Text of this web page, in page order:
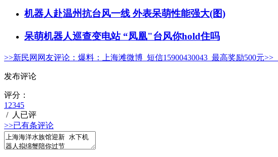
机器人赴温州抗台风一线 外表呆萌性能强大(图)
呆萌机器人巡查变电站 “凤凰"台风你hold住吗
>>新民网网友评论： 爆料：上海滩微博 短信15900430043 最高奖励500元>>
发布评论
评分：
1 2345
/
人已评
>>已有条评论